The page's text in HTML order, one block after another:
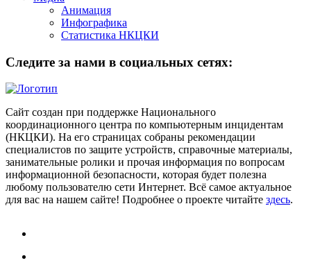
Анимация
Инфографика
Статистика НКЦКИ
Следите за нами в социальных сетях:
Сайт создан при поддержке Национального
координационного центра по компьютерным инцидентам
(НКЦКИ). На его страницах собраны рекомендации
специалистов по защите устройств, справочные материалы,
занимательные ролики и прочая информация по вопросам
информационной безопасности, которая будет полезна
любому пользователю сети Интернет. Всё самое актуальное
для вас на нашем сайте! Подробнее о проекте читайте здесь.